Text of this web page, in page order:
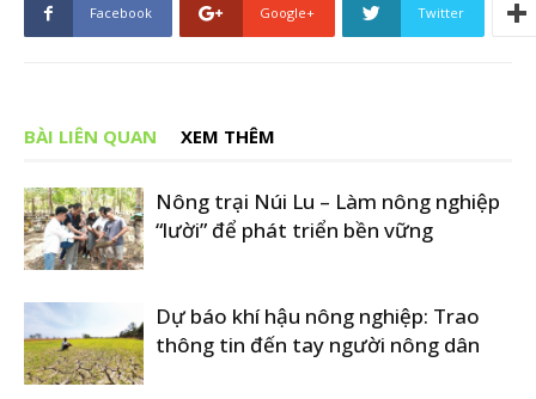
Facebook Google+ Twitter
BÀI LIÊN QUAN XEM THÊM
Nông trại Núi Lu – Làm nông nghiệp
“lười” để phát triển bền vững
Dự báo khí hậu nông nghiệp: Trao
thông tin đến tay người nông dân